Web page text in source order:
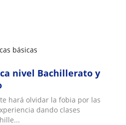
básicas
nivel Bachillerato y
hará olvidar la fobia por las
dando clases